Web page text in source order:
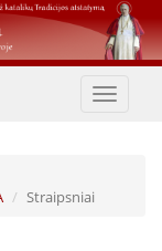
Toggle
Straipsniai